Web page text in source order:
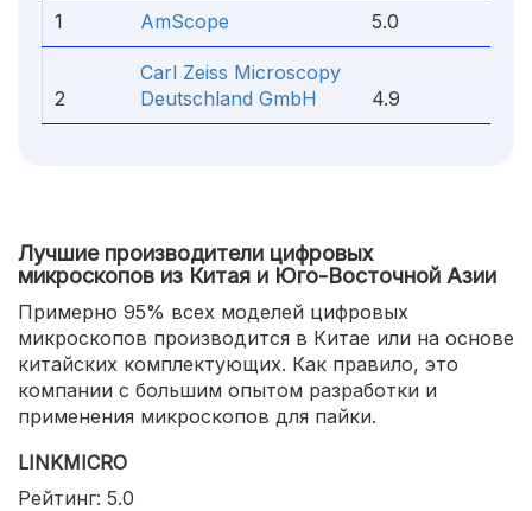
1 AmScope 5.0
2
Carl Zeiss Microscopy
Deutschland GmbH
4.9
Лучшие производители цифровых
микроскопов из Китая и Юго-Восточной Азии
Примерно 95% всех моделей цифровых
микроскопов производится в Китае или на основе
китайских комплектующих. Как правило, это
компании с большим опытом разработки и
применения микроскопов для пайки.
LINKMICRO
Рейтинг: 5.0